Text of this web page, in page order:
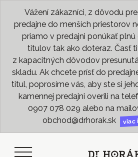
Vážení zákazníci, z dôvodu
predajne do menších priestorov
priamo v predajni ponúkať
titulov tak ako doteraz. Časť
z kapacitných dôvodov
skladu. Ak chcete prísť do
titul, poprosíme vás, aby ste si
kamennej predajni overili na
0907 078 029 alebo na
obchod@drhorak.sk
viac